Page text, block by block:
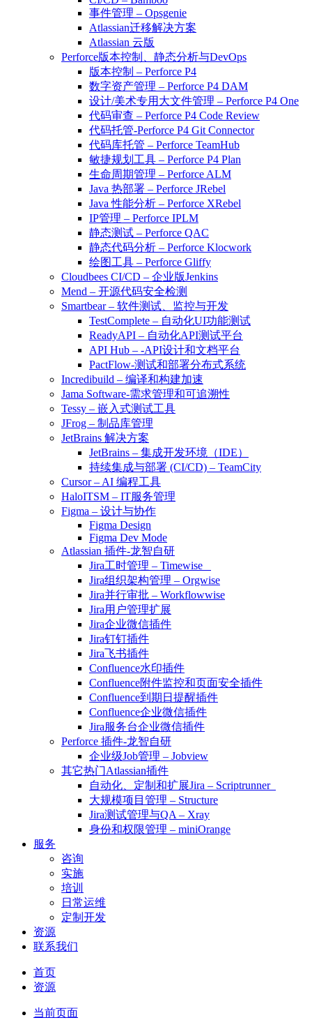
事件管理 – Opsgenie
Atlassian迁移解决方案
Atlassian 云版
Perforce版本控制、静态分析与DevOps
版本控制 – Perforce P4
数字资产管理 – Perforce P4 DAM
设计/美术专用大文件管理 – Perforce P4 One
代码审查 – Perforce P4 Code Review
代码托管-Perforce P4 Git Connector
代码库托管 – Perforce TeamHub
敏捷规划工具 – Perforce P4 Plan
生命周期管理 – Perforce ALM
Java 热部署 – Perforce JRebel
Java 性能分析 – Perforce XRebel
IP管理 – Perforce IPLM
静态测试 – Perforce QAC
静态代码分析 – Perforce Klocwork
绘图工具 – Perforce Gliffy
Cloudbees CI/CD – 企业版Jenkins
Mend – 开源代码安全检测
Smartbear – 软件测试、监控与开发
TestComplete – 自动化UI功能测试
ReadyAPI – 自动化API测试平台
API Hub – -API设计和文档平台
PactFlow-测试和部署分布式系统
Incredibuild – 编译和构建加速
Jama Software-需求管理和可追溯性
Tessy – 嵌入式测试工具
JFrog – 制品库管理
JetBrains 解决方案
JetBrains – 集成开发环境（IDE）
持续集成与部署 (CI/CD) – TeamCity
Cursor – AI 编程工具
HaloITSM – IT服务管理
Figma – 设计与协作
Figma Design
Figma Dev Mode
Atlassian 插件-龙智自研
Jira工时管理 – Timewise
Jira组织架构管理 – Orgwise
Jira并行审批 – Workflowwise
Jira用户管理扩展
Jira企业微信插件
Jira钉钉插件
Jira飞书插件
Confluence水印插件
Confluence附件监控和页面安全插件
Confluence到期日提醒插件
Confluence企业微信插件
Jira服务台企业微信插件
Perforce 插件-龙智自研
企业级Job管理 – Jobview
其它热门Atlassian插件
自动化、定制和扩展Jira – Scriptrunner
大规模项目管理 – Structure
Jira测试管理与QA – Xray
身份和权限管理 – miniOrange
服务
咨询
实施
培训
日常运维
定制开发
资源
联系我们
首页
资源
当前页面